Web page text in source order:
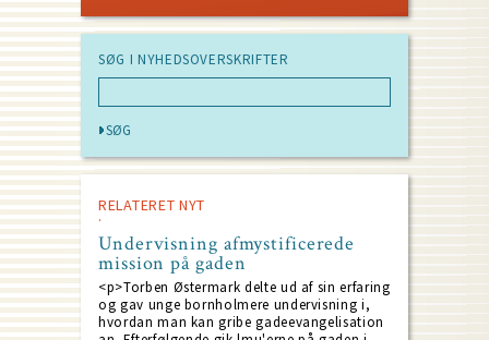
SØG I NYHEDSOVERSKRIFTER
RELATERET NYT
Undervisning afmystificerede
mission på gaden
<p>Torben Østermark delte ud af sin erfaring
og gav unge bornholmere undervisning i,
hvordan man kan gribe gadeevangelisation